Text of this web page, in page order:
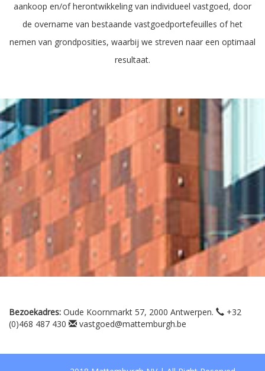
aankoop en/of herontwikkeling van individueel vastgoed, door
de overname van bestaande vastgoedportefeuilles of het
nemen van grondposities, waarbij we streven naar een optimaal
resultaat.
Bezoekadres: Oude Koornmarkt 57, 2000 Antwerpen.
+32
(0)468 487 430
vastgoed@mattemburgh.be